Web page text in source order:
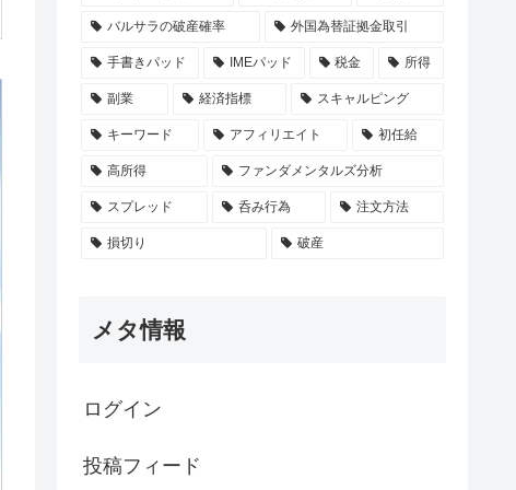
バルサラの破産確率 外国為替証拠金取引
手書きパッド IMEパッド 税金 所得
副業 経済指標 スキャルピング
キーワード アフィリエイト 初任給
高所得 ファンダメンタルズ分析
スプレッド 呑み行為 注文方法
損切り 破産
メタ情報
ログイン
投稿フィード